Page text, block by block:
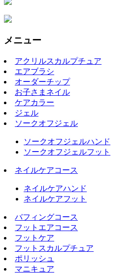
メニュー
アクリルスカルプチュア
エアブラシ
オーダーチップ
お子さまネイル
ケアカラー
ジェル
ソークオフジェル
ソークオフジェルハンド
ソークオフジェルフット
ネイルケアコース
ネイルケアハンド
ネイルケアフット
バフィングコース
フットエアコース
フットケア
フットスカルプチュア
ポリッシュ
マニキュア